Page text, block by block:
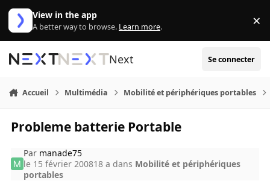
Aller au contenu
View in the app
A better way to browse. Learn more. ×
Next Se connecter
Accueil Multimédia Mobilité et périphériques portables
Probleme batterie Portable
Par manade75
le 15 février 200818 a dans Mobilité et périphériques
portables